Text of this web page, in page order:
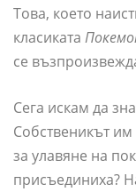
Това, което
класиката
се
Сега искам да
Собственикът
за улавяне на
присъединиха?